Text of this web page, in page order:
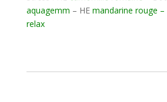
aquagemm – HE mandarine rouge –
relax